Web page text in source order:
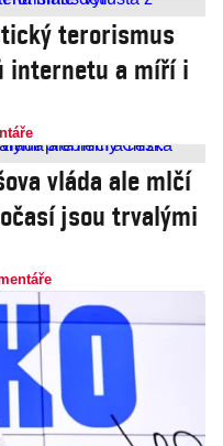
terorismus
internetu a míří i
vláda ale mlčí
jsou trvalými